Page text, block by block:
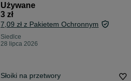
Używane
3 zł
7,09 zł z Pakietem Ochronnym
Siedlce
28 lipca 2026
Słoiki na przetwory